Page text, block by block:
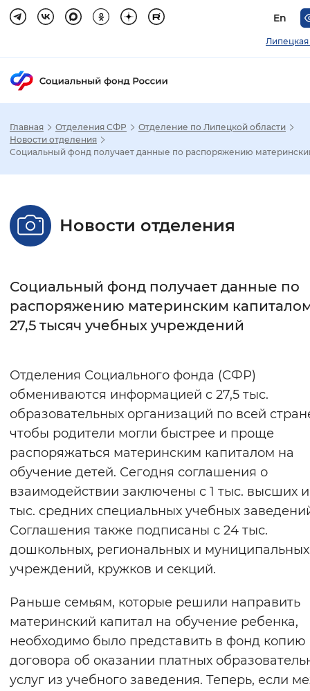
En
Липецкая
Настройка режима отображения
Стандартный Увеличенный
Интервал между буквами
Цвет сайта
Инверсивный
Синий фон
Изображения
Включены Выключены
Звуковой ассистент
Вернуть стандартные настройки
Главная Отделения СФР
Отделение по Липецкой области
Новости отделения
Социальный фонд получает данные по распоряжению
Новости отделения
Социальный фонд получает данные по
распоряжению материнским
27,5 тысяч учебных учреждений
Отделения Социального фонда (СФР)
обмениваются информацией с 27,5 тыс.
образовательных организаций по всей
чтобы родители могли быстрее и проще
распоряжаться материнским капиталом на
обучение детей. Сегодня соглашения о
взаимодействии заключены с 1 тыс. высших и
тыс. средних специальных учебных
Соглашения также подписаны с 24 тыс.
дошкольных, региональных и муниципальных
учреждений, кружков и секций.
Раньше семьям, которые решили направить
материнский капитал на обучение ребенка,
необходимо было представить в фонд копию
договора об оказании платных
услуг из учебного заведения. Теперь, если